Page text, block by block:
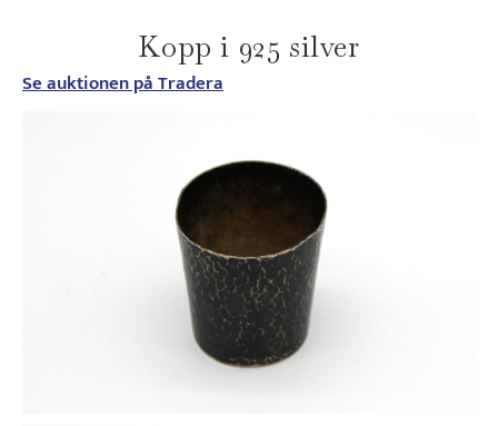
Kopp i 925 silver
Se auktionen på Tradera